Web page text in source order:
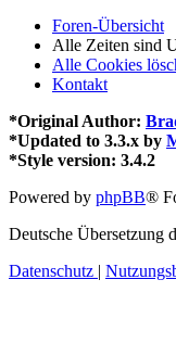
Foren-Übersicht
Alle Zeiten sind
Alle Cookies
Kontakt
*Original Author:
*Updated to 3.3.x by
*Style version: 3.4.2
Powered by phpBB®
Deutsche Übersetzung
Datenschutz |